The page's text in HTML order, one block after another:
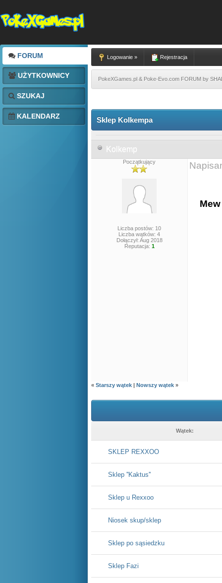
FORUM
UŻYTKOWNICY
SZUKAJ
KALENDARZ
Logowanie » Rejestracja
PokeXGames.pl & Poke-Evo.com FORUM by
Sklep Kolkempa
Kolkemp
Początkujący
Liczba postów: 10
Liczba wątków: 4
Dołączył: Aug 2018
Reputacja: 1
« Starszy wątek | Nowszy wątek »
Wątek:
SKLEP REXXOO
Sklep ''Kaktus''
Sklep u Rexxoo
Niosek skup/sklep
Sklep po sąsiedzku
Sklep Fazi